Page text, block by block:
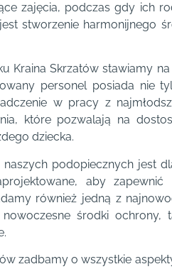
zajęcia, podczas gdy ich
stworzenie harmonijnego
Kraina Skrzatów stawiamy
personel posiada nie
w pracy z
które pozwalają na
dziecka.
naszych podopiecznych jest
aby
również jedną z
środki ochrony,
zadbamy o wszystkie